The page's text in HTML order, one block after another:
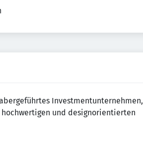
Investmentunternehmen,
und designorientierten